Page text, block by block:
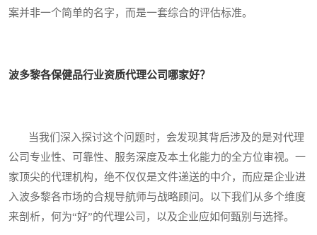
案并非一个简单的名字，而是一套综合的评估标准。
波多黎各保健品行业资质代理公司哪家好？
当我们深入探讨这个问题时，会发现其背后涉及的是对代理
公司专业性、可靠性、服务深度及本土化能力的全方位审视。一
家顶尖的代理机构，绝不仅仅是文件递送的中介，而应是企业进
入波多黎各市场的合规导航师与战略顾问。以下我们从多个维度
来剖析，何为“好”的代理公司，以及企业应如何甄别与选择。